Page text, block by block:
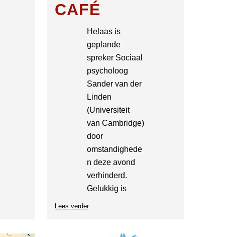
CAFÉ
Helaas is
geplande
spreker Sociaal
psycholoog
Sander van der
Linden
(Universiteit
van Cambridge)
door
omstandighede
n deze avond
verhinderd.
Gelukkig is
Lees verderover